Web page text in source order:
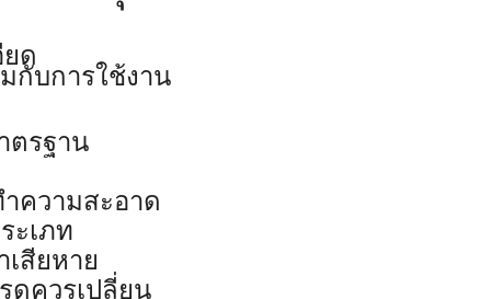
ด
กับการใช้งาน
ตรฐาน
ความสะอาด
ะเภท
สียหาย
ดควรเปลี่ยน